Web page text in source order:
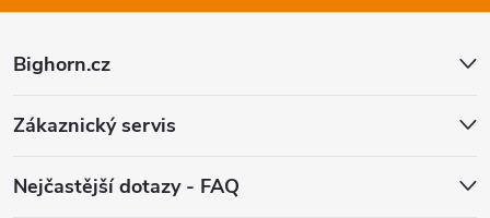
Bighorn.cz
Zákaznický servis
Nejčastější dotazy - FAQ